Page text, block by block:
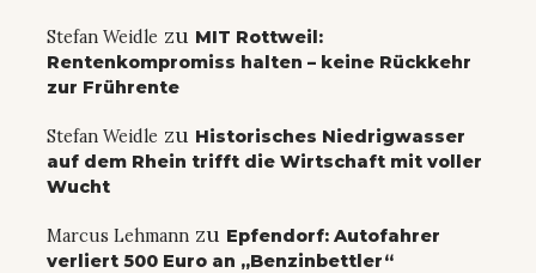
Stefan Weidle zu MIT Rottweil:
Rentenkompromiss halten – keine Rückkehr
zur Frührente
Stefan Weidle zu Historisches Niedrigwasser
auf dem Rhein trifft die Wirtschaft mit voller
Wucht
Marcus Lehmann zu Epfendorf: Autofahrer
verliert 500 Euro an „Benzinbettler“